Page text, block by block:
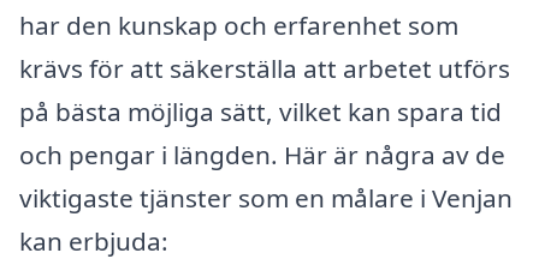
har den kunskap och erfarenhet som
krävs för att säkerställa att arbetet utförs
på bästa möjliga sätt, vilket kan spara tid
och pengar i längden. Här är några av de
viktigaste tjänster som en målare i Venjan
kan erbjuda: